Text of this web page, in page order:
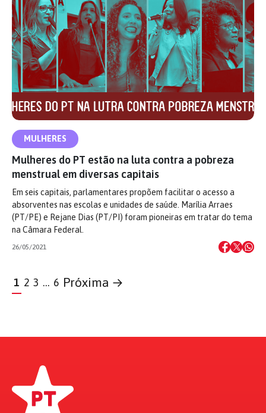
MULHERES
Mulheres do PT estão na luta contra a pobreza
menstrual em diversas capitais
Em seis capitais, parlamentares propõem facilitar o acesso a
absorventes nas escolas e unidades de saúde. Marília Arraes
(PT/PE) e Rejane Dias (PT/PI) foram pioneiras em tratar do tema
na Câmara Federal.
26/05/2021
1 2 3 … 6 Próxima →